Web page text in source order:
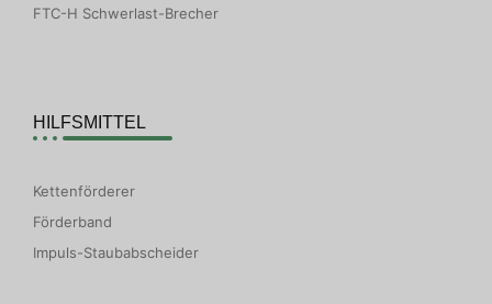
FTC-H Schwerlast-Brecher
HILFSMITTEL
Kettenförderer
Förderband
Impuls-Staubabscheider